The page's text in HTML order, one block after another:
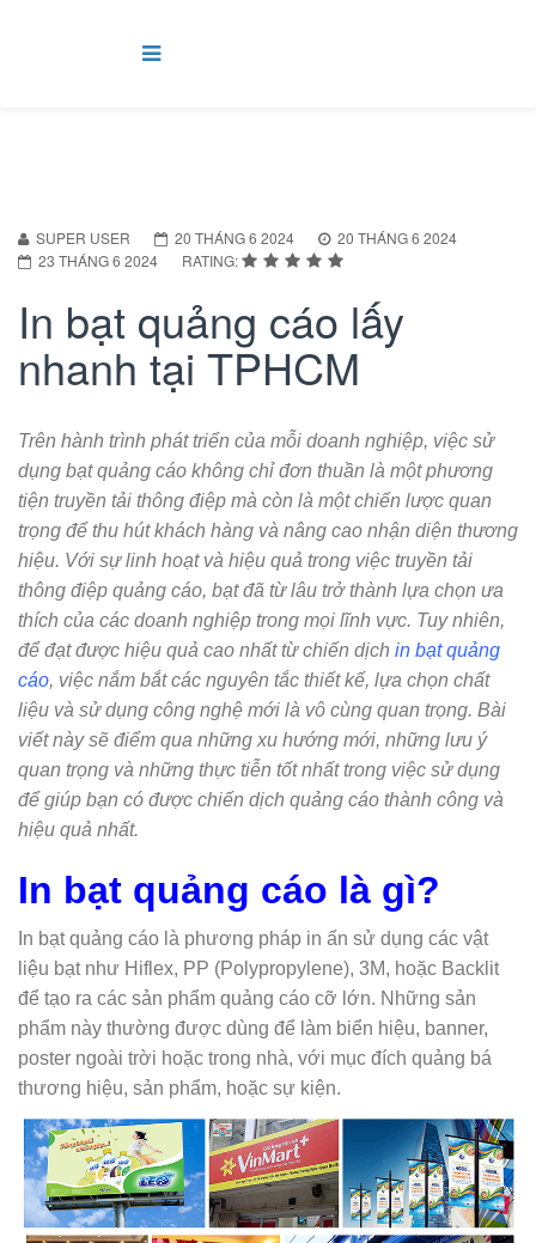
SUPER USER 20 THÁNG 6 2024
20 THÁNG 6 2024
23 THÁNG 6 2024
RATING:
In bạt quảng cáo lấy
nhanh tại TPHCM
Trên hành trình phát triển của mỗi doanh nghiệp, việc sử
dụng bạt quảng cáo không chỉ đơn thuần là một phương
tiện truyền tải thông điệp mà còn là một chiến lược quan
trọng để thu hút khách hàng và nâng cao nhận diện thương
hiệu. Với sự linh hoạt và hiệu quả trong việc truyền tải
thông điệp quảng cáo, bạt đã từ lâu trở thành lựa chọn ưa
thích của các doanh nghiệp trong mọi lĩnh vực. Tuy nhiên,
để đạt được hiệu quả cao nhất từ chiến dịch in bạt quảng
cáo, việc nắm bắt các nguyên tắc thiết kế, lựa chọn chất
liệu và sử dụng công nghệ mới là vô cùng quan trọng. Bài
viết này sẽ điểm qua những xu hướng mới, những lưu ý
quan trọng và những thực tiễn tốt nhất trong việc sử dụng
để giúp bạn có được chiến dịch quảng cáo thành công và
hiệu quả nhất.
In bạt quảng cáo là gì?
In bạt quảng cáo là phương pháp in ấn sử dụng các vật
liệu bạt như Hiflex, PP (Polypropylene), 3M, hoặc Backlit
để tạo ra các sản phẩm quảng cáo cỡ lớn. Những sản
phẩm này thường được dùng để làm biển hiệu, banner,
poster ngoài trời hoặc trong nhà, với mục đích quảng bá
thương hiệu, sản phẩm, hoặc sự kiện.